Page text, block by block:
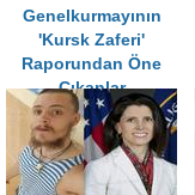
Genelkurmayının
'Kursk Zaferi'
Raporundan Öne
Çıkanlar